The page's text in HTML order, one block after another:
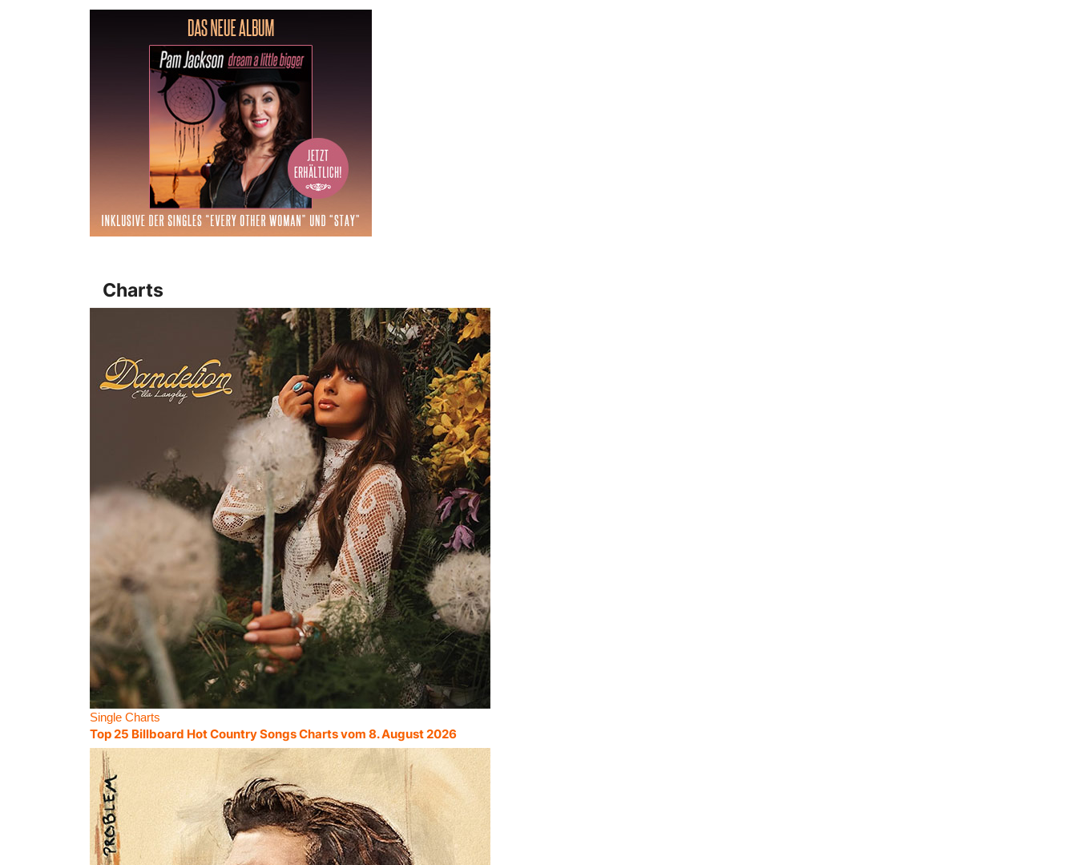
Charts
Single Charts
Top 25 Billboard Hot Country Songs Charts vom 8. August 2026